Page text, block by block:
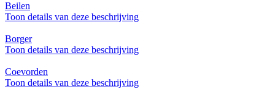
Beilen
Toon details van deze beschrijving
Borger
Toon details van deze beschrijving
Coevorden
Toon details van deze beschrijving